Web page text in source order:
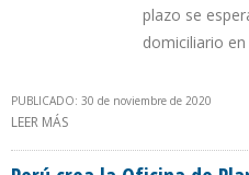
plazo se
domiciliario
PUBLICADO: 30 de noviembre de 2020
LEER MÁS